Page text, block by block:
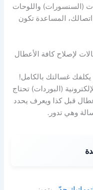
(السنسورات) واللوحات
اتصالك، المساعدة تكون
لإصلاح كافة الأعطال
غسالتك بالكامل!
(البوردات) تحتاج
قبل كذا ويعرف يحدد
وهي تدور.